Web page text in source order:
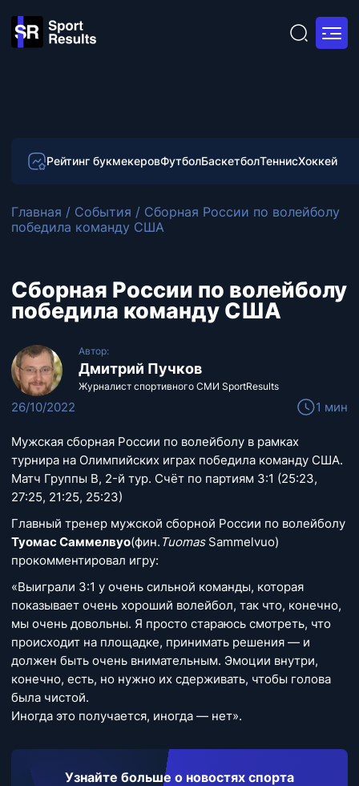
Рейтинг букмекеровФутболБаскетболТеннисХоккей
Главная / События / Cборная России по волейболу
победила команду США
Cборная России по волейболу
победила команду США
Автор:
Дмитрий Пучков
Журналист спортивного СМИ SportResults
26/10/2022 1 мин
Мужская сборная России по волейболу в рамках
турнира на Олимпийских играх победила команду США.
Матч Группы B, 2-й тур. Счёт по партиям 3:1 (25:23,
27:25, 21:25, 25:23)
Главный тренер мужской сборной России по волейболу
Туомас Саммелвуо(фин. TuomasSammelvuo)
прокомментировал игру:
«Выиграли 3:1 у очень сильной команды, которая
показывает очень хороший волейбол, так что, конечно,
мы очень довольны. Я просто стараюсь смотреть, что
происходит на площадке, принимать решения — и
должен быть очень внимательным. Эмоции внутри,
конечно, есть, но нужно их сдерживать, чтобы голова
была чистой.
Иногда это получается, иногда — нет».
Узнайте больше о новостях спорта